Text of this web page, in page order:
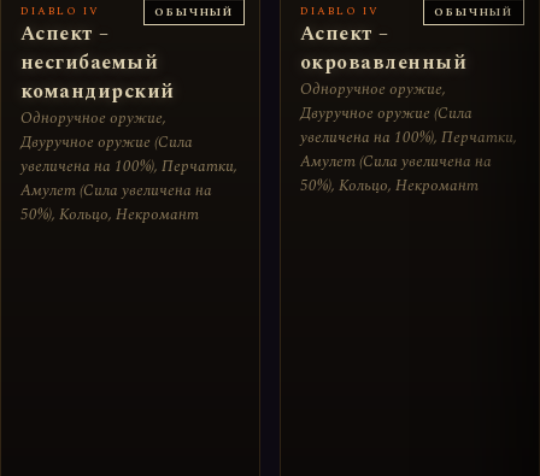
ОБЫЧНЫЙ
DIABLO IV
Аспект –
несгибаемый
командирский
Одноручное оружие,
Двуручное оружие (Сила
увеличена на 100%), Перчатки,
Амулет (Сила увеличена на
50%), Кольцо, Некромант
ОБЫЧНЫЙ
DIABLO IV
Аспект –
окровавленный
Одноручное оружие,
Двуручное оружие (Сила
увеличена на 100%), Перчатки,
Амулет (Сила увеличена на
50%), Кольцо, Некромант